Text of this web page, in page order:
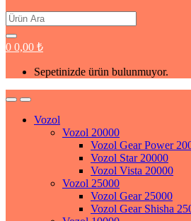
Search
for:
0 0,00 ₺
Sepetinizde ürün bulunmuyor.
Vozol
Vozol 20000
Vozol Gear Power
Vozol Star 20000
Vozol Vista 20000
Vozol 25000
Vozol Gear 25000
Vozol Gear Shisha